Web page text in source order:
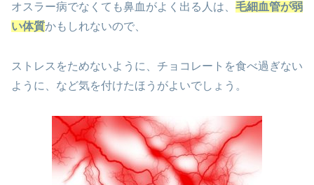
オスラー病でなくても鼻血がよく出る人は、 毛細血管が弱
い体質かもしれないので、
ストレスをためないように、チョコレートを食べ過ぎない
ように、など気を付けたほうがよいでしょう。